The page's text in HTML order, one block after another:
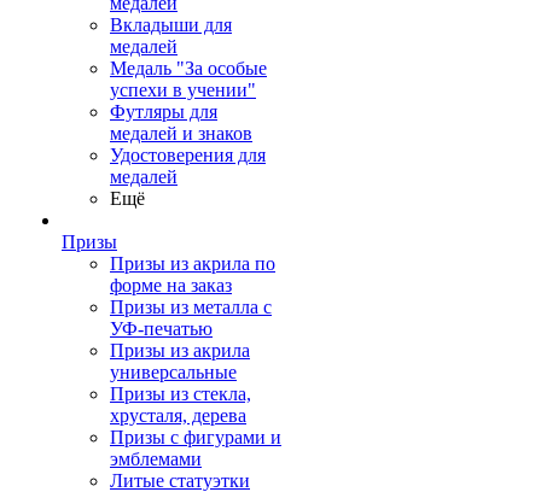
Вкладыши для
медалей
Медаль "За особые
успехи в учении"
Футляры для
медалей и знаков
Удостоверения для
медалей
Ещё
Призы
Призы из акрила по
форме на заказ
Призы из металла с
УФ-печатью
Призы из акрила
универсальные
Призы из стекла,
хрусталя, дерева
Призы с фигурами и
эмблемами
Литые статуэтки